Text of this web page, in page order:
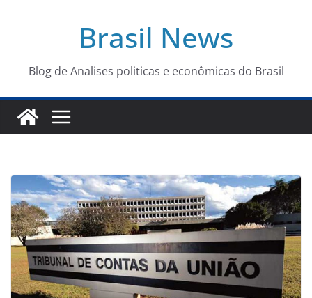
conteúdo
Brasil News
Blog de Analises politicas e econômicas do Brasil